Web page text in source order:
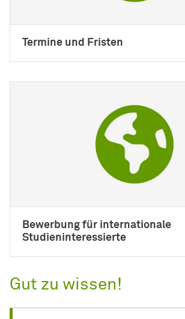
Termine und Fristen
Bewerbung für internationale
Studieninteressierte
Gut zu wissen!